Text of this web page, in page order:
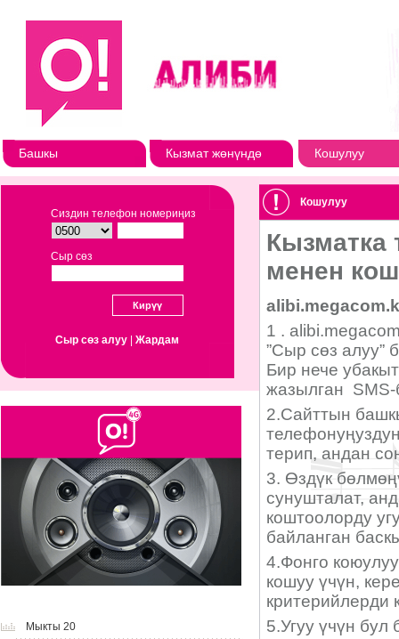
Башкы Кызмат жөнүндө Кошулуу
Сиздин телефон номериңиз
Сыр сөз
Сыр сөз алуу Жардам
Мыкты 20
Кошулуу